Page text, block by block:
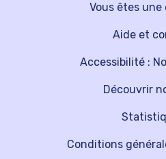
Vous êtes
Découvrir
Aide et
Accessibilité :
Conditions